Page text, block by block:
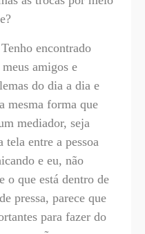
encontrado
amigos e
do dia a dia e
mesma forma que
mediador, seja
entre a pessoa
e eu, não
o que está dentro de
pressa, parece que
para fazer do